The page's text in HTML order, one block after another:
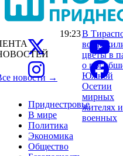
Приднестровье
В мире
Политика
Экономика
Общество
новости →
19:23В
цветы в
о
Южной
Осетии
мирных
жителях и
военных